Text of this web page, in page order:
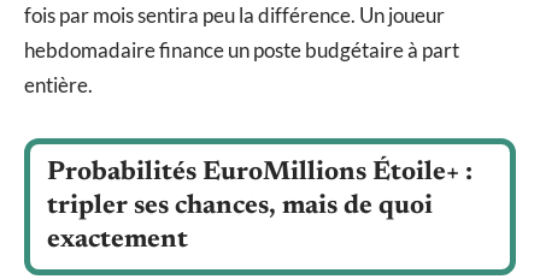
fois par mois sentira peu la différence. Un joueur
hebdomadaire finance un poste budgétaire à part
entière.
Probabilités EuroMillions Étoile+ :
tripler ses chances, mais de quoi
exactement